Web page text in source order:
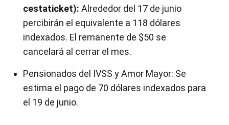
cestaticket): Alrededor del 17 de junio
percibirán el equivalente a 118 dólares
indexados. El remanente de $50 se
cancelará al cerrar el mes.
Pensionados del IVSS y Amor Mayor: Se
estima el pago de 70 dólares indexados para
el 19 de junio.